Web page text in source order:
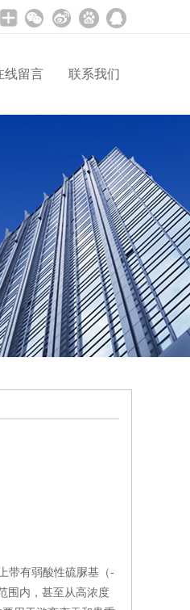
线留言 联系我们
带有弱酸性硫脲基（-
围内，甚至从高浓度